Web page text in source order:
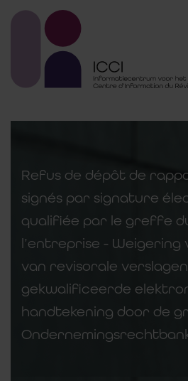
Refus de dépôt de
signés par signature
qualifiée par le greffe
l’entreprise - Weigering
van revisorale
gekwalificeerde
handtekening door de